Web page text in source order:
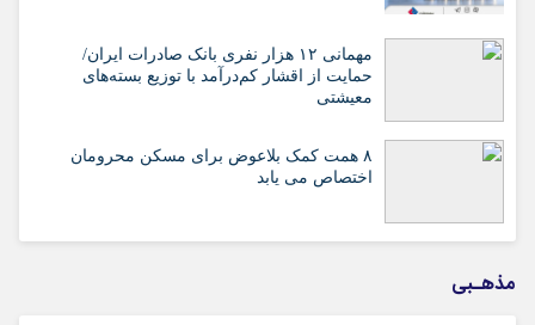
مهمانی ۱۲ هزار نفری بانک صادرات ایران/
حمایت از اقشار کم‌درآمد با توزیع بسته‌های
معیشتی
۸ همت کمک بلاعوض برای مسکن محرومان
اختصاص می یابد
مذهـبی